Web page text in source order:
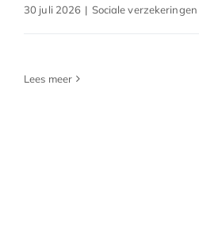
30 juli 2026 | Sociale verzekeringen
Lees meer